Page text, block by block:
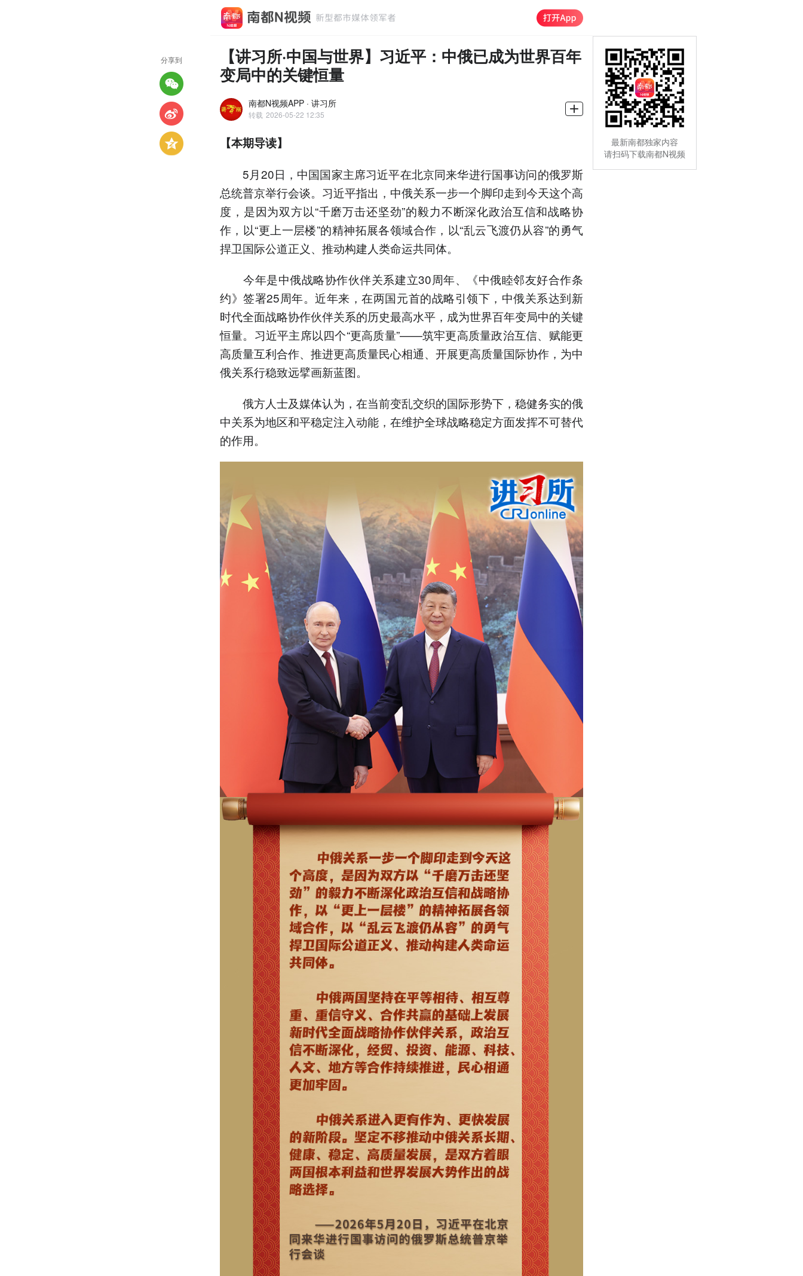
【讲习所·中国与世界】习近平：中俄已成为世界百年
变局中的关键恒量
南都N视频APP · 讲习所
转载 2026-05-22 12:35
【本期导读】
5月20日，中国国家主席习近平在北京同来华进行国事访问的俄罗斯
总统普京举行会谈。习近平指出，中俄关系一步一个脚印走到今天这个高
度，是因为双方以“千磨万击还坚劲”的毅力不断深化政治互信和战略协
作，以“更上一层楼”的精神拓展各领域合作，以“乱云飞渡仍从容”的勇气
捍卫国际公道正义、推动构建人类命运共同体。
今年是中俄战略协作伙伴关系建立30周年、《中俄睦邻友好合作条
约》签署25周年。近年来，在两国元首的战略引领下，中俄关系达到新
时代全面战略协作伙伴关系的历史最高水平，成为世界百年变局中的关键
恒量。习近平主席以四个“更高质量”——筑牢更高质量政治互信、赋能更
高质量互利合作、推进更高质量民心相通、开展更高质量国际协作，为中
俄关系行稳致远擘画新蓝图。
俄方人士及媒体认为，在当前变乱交织的国际形势下，稳健务实的俄
中关系为地区和平稳定注入动能，在维护全球战略稳定方面发挥不可替代
的作用。
分享到
最新南都独家内容
请扫码下载南都N视频